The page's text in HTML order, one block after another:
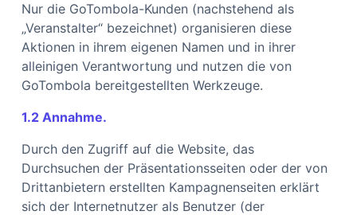
Nur die GoTombola-Kunden (nachstehend als
„Veranstalter“ bezeichnet) organisieren diese
Aktionen in ihrem eigenen Namen und in ihrer
alleinigen Verantwortung und nutzen die von
GoTombola bereitgestellten Werkzeuge.
1.2 Annahme.
Durch den Zugriff auf die Website, das
Durchsuchen der Präsentationsseiten oder der von
Drittanbietern erstellten Kampagnenseiten erklärt
sich der Internetnutzer als Benutzer (der